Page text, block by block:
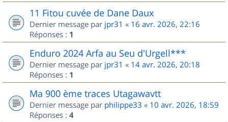
11 Fitou cuvée de Dane Daux
Dernier message par jpr31 « 16 avr. 2026, 22:16
Réponses : 1
Enduro 2024 Arfa au Seu d'Urgell***
Dernier message par jpr31 « 14 avr. 2026, 20:18
Réponses : 1
Ma 900 ème traces Utagawavtt
Dernier message par philippe33 « 10 avr. 2026, 18:59
Réponses : 4